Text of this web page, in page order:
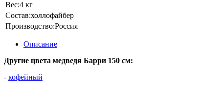
Вес:4 кг
Состав:холлофайбер
Производство:Россия
Описание
Другие цвета медведя Барри 150 см:
- кофейный